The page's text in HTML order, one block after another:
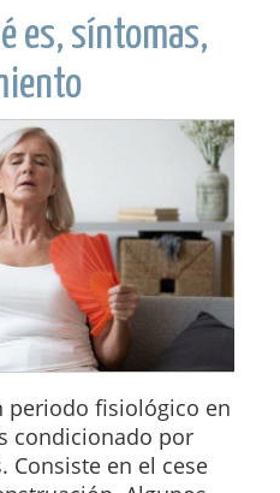
es, síntomas,
periodo fisiológico en
condicionado por
Consiste en el cese